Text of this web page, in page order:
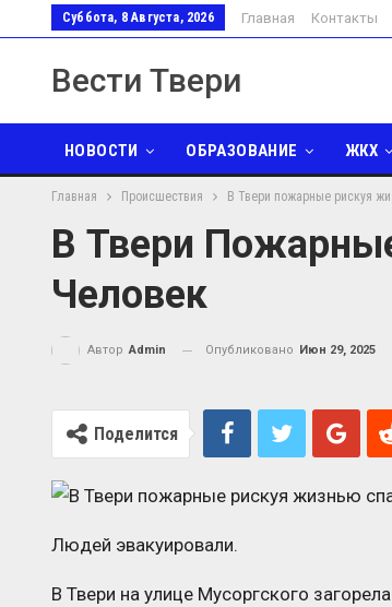
Суббота, 8 Августа, 2026 Главная Контакты
Вести Твери
НОВОСТИ ОБРАЗОВАНИЕ ЖКХ
ЭКОНОМИКА ТУРИЗМ РЕЛИГИЯ
Главная Происшествия В Твери пожарные рискуя
В Твери
Человек
Автор Admin Опубликовано Июн 29, 2025
Поделится
Людей эвакуировали.
В Твери на улице Мусоргского